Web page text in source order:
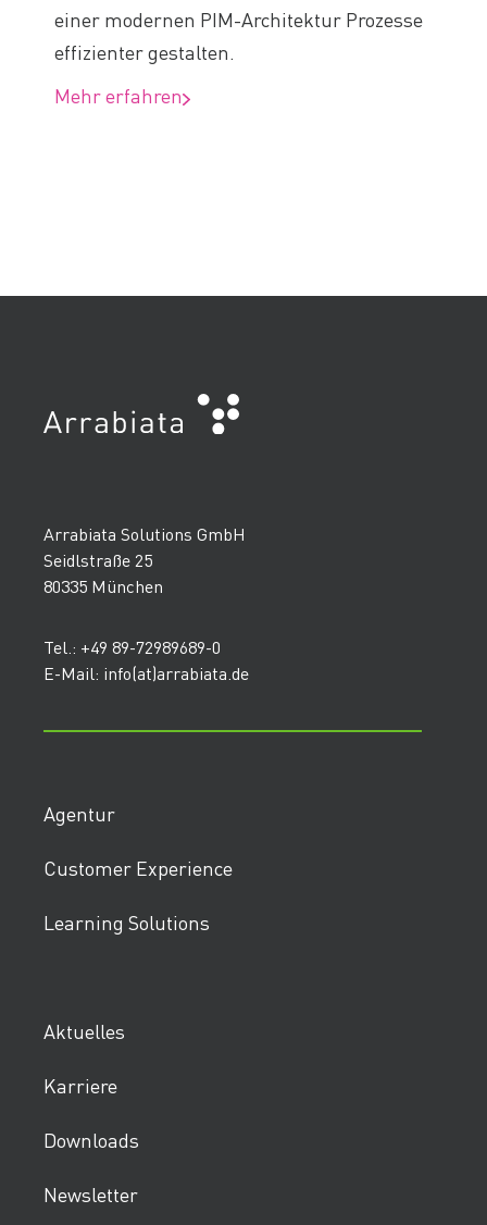
einer modernen PIM-Architektur Prozesse
effizienter gestalten.
Mehr erfahren
Arrabiata Solutions GmbH
Seidlstraße 25
80335 München
Tel.: +49 89-72989689-0
E-Mail: info(at)arrabiata.de
Agentur
Customer Experience
Learning Solutions
Aktuelles
Karriere
Downloads
Newsletter